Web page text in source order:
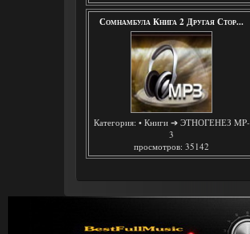
Сомнамбула Книга 2 Другая Стор...
Категория: • Книги ➔ ЭТНОГЕНЕЗ MP-
3
просмотров: 35142